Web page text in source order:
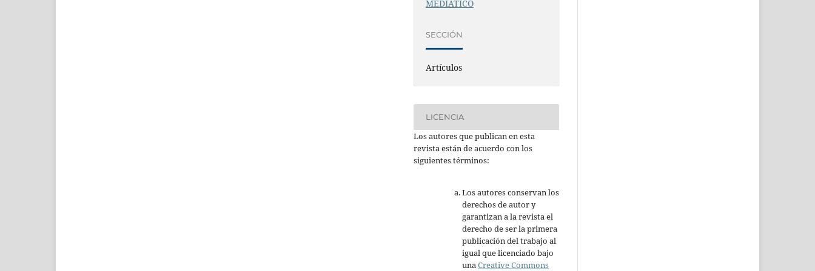
MEDIÁTICO
SECCIÓN
Artículos
LICENCIA
Los autores que publican en esta
revista están de acuerdo con los
siguientes términos:
Los autores conservan los
derechos de autor y
garantizan a la revista el
derecho de ser la primera
publicación del trabajo al
igual que licenciado bajo
unaCreative Commons